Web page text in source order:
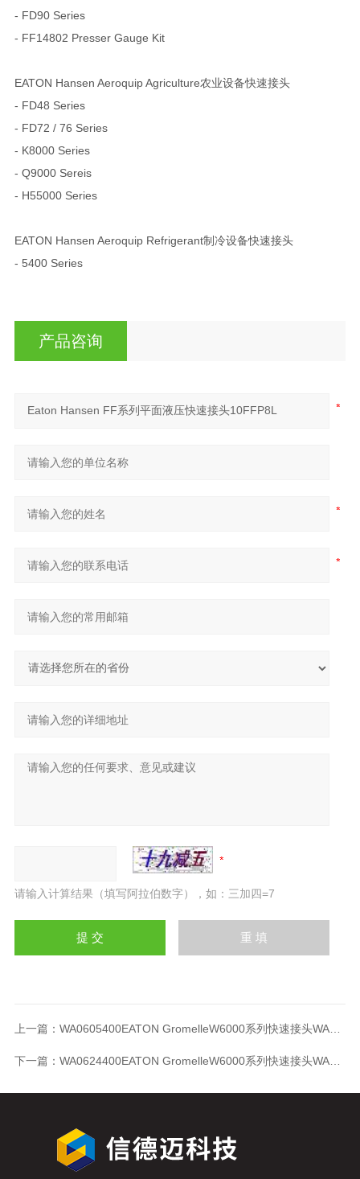
- FD90 Series
- FF14802 Presser Gauge Kit
EATON Hansen Aeroquip Agriculture农业设备快速接头
- FD48 Series
- FD72 / 76 Series
- K8000 Series
- Q9000 Sereis
- H55000 Series
EATON Hansen Aeroquip Refrigerant制冷设备快速接头
- 5400 Series
产品咨询
请输入计算结果（填写阿拉伯数字），如：三加四=7
上一篇： WA0605400EATON GromelleW6000系列快速接头WA0605400
下一篇： WA0624400EATON GromelleW6000系列快速接头WA0624400